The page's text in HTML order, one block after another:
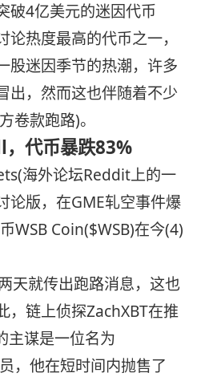
破4亿美元的迷因代币
论热度最高的代币之一，
股迷因季节的热潮，许多
出，然而这也伴随着不少
卷款跑路)。
代币暴跌83%
海外论坛Reddit上的一
论版，在GME轧空事件爆
WSB Coin($WSB)在今(4)
天就传出跑路消息，这也
，链上侦探ZachXBT在推
主谋是一位名为
，他在短时间内抛售了